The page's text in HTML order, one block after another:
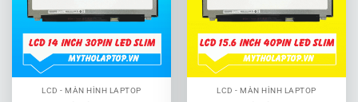
LCD - MÀN HÌNH LAPTOP LCD - MÀN HÌNH LAPTOP